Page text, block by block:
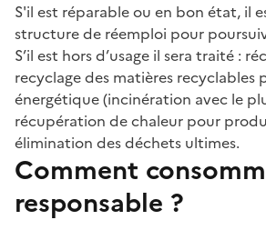
S'il est réparable ou en bon état, il
structure de réemploi pour
S’il est hors d’usage il sera traité :
recyclage des matières recyclables
énergétique (incinération avec le
récupération de chaleur pour
élimination des déchets ultimes.
Comment
responsable ?